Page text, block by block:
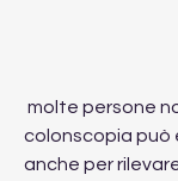
colonscopia può
anche per